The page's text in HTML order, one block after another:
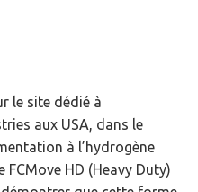
le site dédié à
aux USA, dans le
à l’hydrogène
FCMove HD (Heavy Duty)